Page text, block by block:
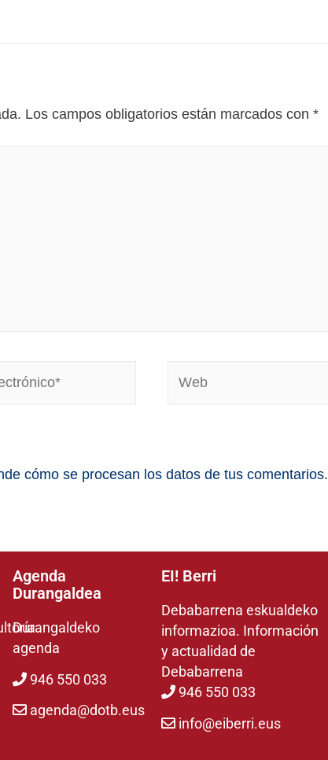
Los campos obligatorios están marcados con *
cómo se procesan los datos de tus comentarios.
Agenda
Durangaldea
Durangaldeko
agenda
946 550 033
agenda@dotb.eus
EI! Berri
Debabarrena eskualdeko
informazioa. Información
y actualidad de
Debabarrena
946 550 033
info@eiberri.eus